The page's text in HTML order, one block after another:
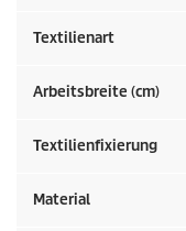
Textilienart
Arbeitsbreite (cm)
Textilienfixierung
Material